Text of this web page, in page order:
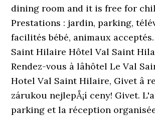
dining room and it is free for
Prestations : jardin, parking,
facilités bébé, animaux
Saint Hilaire Hôtel Val Saint
Rendez-vous à lâhôtel Le Val
Hotel Val Saint Hilaire, Givet â
zárukou nejlepÅ¡í ceny! Givet.
parking et la réception